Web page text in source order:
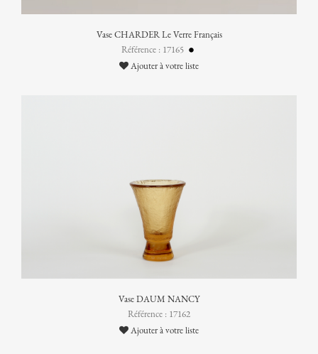
Vase CHARDER Le Verre Français
Référence : 17165
Ajouter à votre liste
Vase DAUM NANCY
Référence : 17162
Ajouter à votre liste